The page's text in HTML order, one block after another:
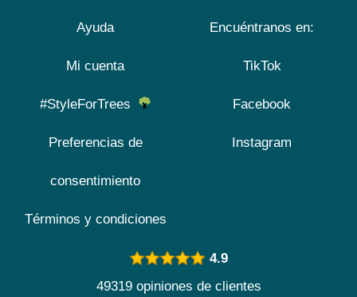
Ayuda
Mi cuenta
#StyleForTrees
Preferencias de
consentimiento
Términos y condiciones
Encuéntranos en:
TikTok
Facebook
Instagram
4.9
49319 opiniones de clientes